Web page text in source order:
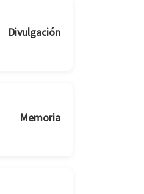
Divulgación
Memoria